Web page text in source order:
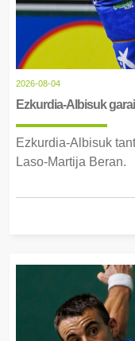
2026-08-04
Ezkurdia-Albisuk
Ezkurdia-Albisuk
Laso-Martija Beran.